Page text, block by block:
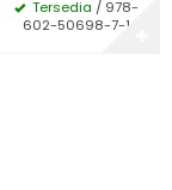
Tersedia / 978-
602-50698-7-1